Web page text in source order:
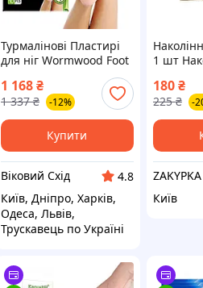
Турмалінові Пластирі
для ніг Wormwood Foot
детокс, очищення
організму, енергія та
відновлення, 10 шт.
1 168₴
1 337 ₴ -12%
Купити
Віковий Схід
4.8
Київ, Дніпро, Харків,
Одеса, Львів,
Трускавець по Україні
1 шт
180₴
225 ₴ -
ZAKYPKA
Київ